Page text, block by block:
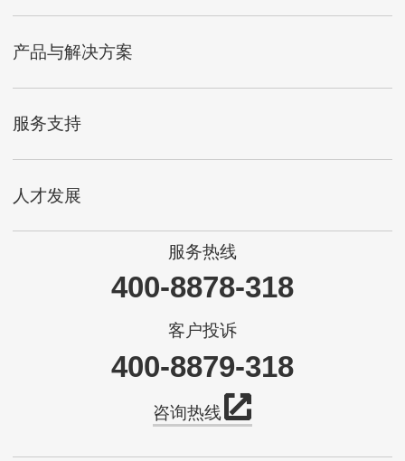
产品与解决方案
服务支持
人才发展
服务热线
400-8878-318
客户投诉
400-8879-318
咨询热线